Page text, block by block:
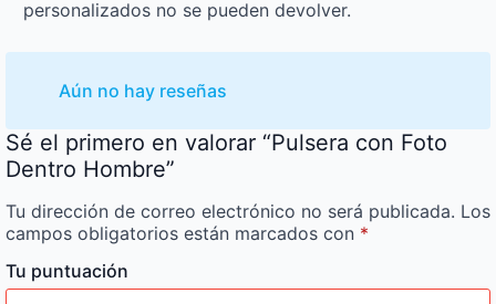
personalizados no se pueden devolver.
Aún no hay reseñas
Sé el primero en valorar “Pulsera con Foto
Dentro Hombre”
Tu dirección de correo electrónico no será publicada. Los
campos obligatorios están marcados con *
Tu puntuación